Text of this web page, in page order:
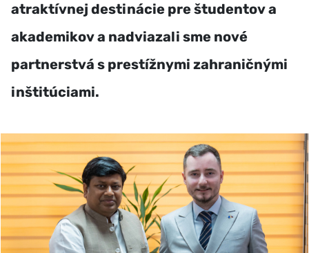
atraktívnej destinácie pre študentov a
akademikov a nadviazali sme nové
partnerstvá s prestížnymi zahraničnými
inštitúciami.